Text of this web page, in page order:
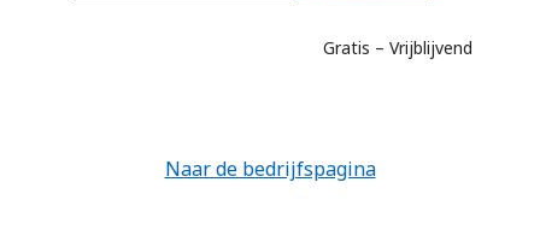
Gratis – Vrijblijvend
Naar de bedrijfspagina